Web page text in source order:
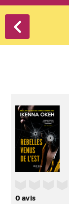
0avis